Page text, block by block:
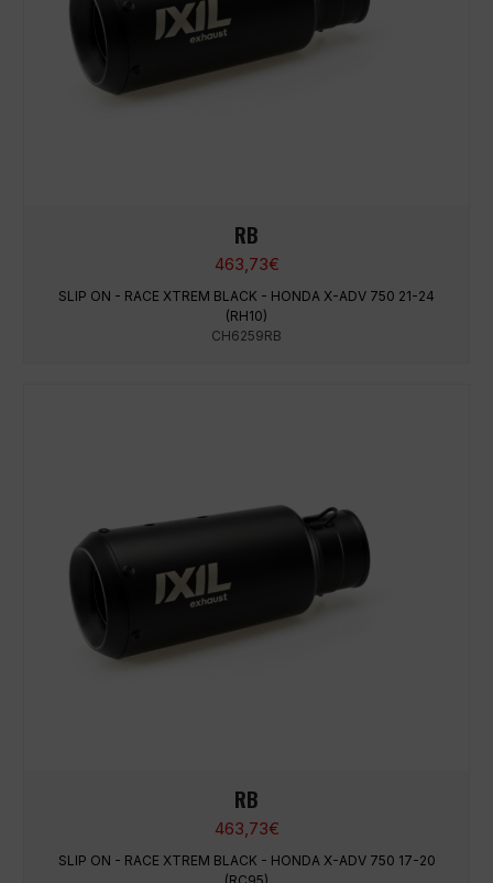
RB
463,73€
SLIP ON - RACE XTREM BLACK - HONDA X-ADV 750 21-24
(RH10)
CH6259RB
RB
463,73€
SLIP ON - RACE XTREM BLACK - HONDA X-ADV 750 17-20
(RC95)